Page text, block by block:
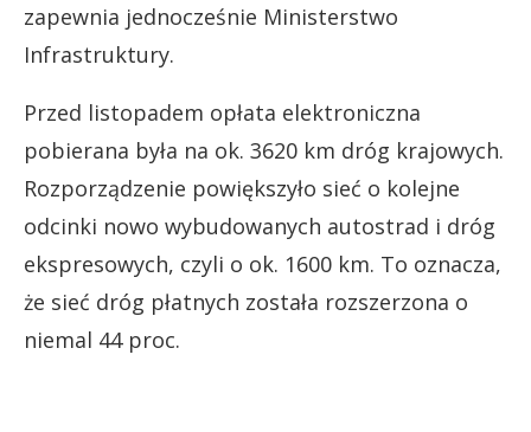
zapewnia jednocześnie Ministerstwo
Infrastruktury.
Przed listopadem opłata elektroniczna
pobierana była na ok. 3620 km dróg krajowych.
Rozporządzenie powiększyło sieć o kolejne
odcinki nowo wybudowanych autostrad i dróg
ekspresowych, czyli o ok. 1600 km. To oznacza,
że sieć dróg płatnych została rozszerzona o
niemal 44 proc.